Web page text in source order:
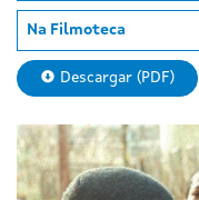
Na Filmoteca
Descargar (PDF)